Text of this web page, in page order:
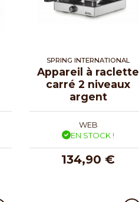
SPRING INTERNATIONAL
Appareil à raclette
carré 2 niveaux
argent
WEB
EN STOCK !
134,90 €